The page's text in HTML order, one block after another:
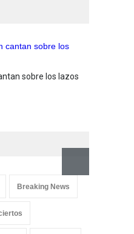
de Richie O'Farrill
a reality
sobre los lazos
Breaking News